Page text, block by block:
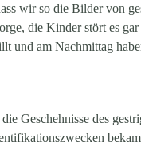
wir so die Bilder von
die Kinder stört es
und am Nachmittag
Geschehnisse des